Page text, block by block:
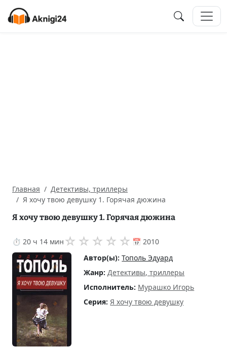
Главная
Детективы, триллеры
Я хочу твою девушку 1. Горячая дюжина
Я хочу твою девушку 1. Горячая дюжина
⏱ 20 ч 14 мин ☆ ☆ ☆ ☆ ☆ 📅 2010
Автор(ы): Тополь Эдуард
Жанр: Детективы, триллеры
Исполнитель: Мурашко Игорь
Серия: Я хочу твою девушку